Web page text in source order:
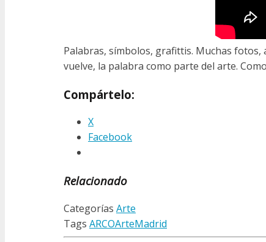
Palabras, símbolos, grafittis. Muchas fotos,
vuelve, la palabra como parte del arte.
Compártelo:
X
Facebook
Relacionado
Categorías Arte
Tags ARCOArteMadrid